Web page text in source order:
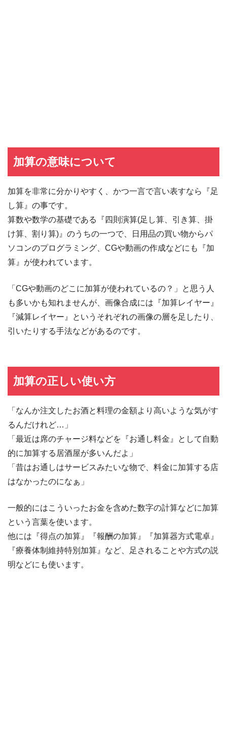
加算の意味について
加算を非常に分かりやすく、かつ一言で言い表すなら『足
し算』の事です。
算数や数学の基礎である『四則演算(足し算、引き算、掛
け算、割り算)』のうちの一つで、日用品の買い物からパ
ソコンのプログラミング、CGや動画の作成などにも『加
算』が使われています。
「CGや動画のどこに加算が使われているの？」と思う人
も多いかも知れませんが、画像合成には『加算レイヤー』
『減算レイヤー』というそれぞれの画像の層を足したり、
引いたりする手法などがあるのです。
加算の正しい使い方
「なんか注文したお酒と料理の金額より高いような気がす
るんだけれど…」
「最近は席のチャージ料などを『お通し料金』として自動
的に加算する居酒屋が多いんだよ」
「昔はお通しはサービスみたいな物で、料金に加算する店
はなかったのになぁ」
一般的にはこういったお金を含めた数字の計算などに加算
という言葉を使います。
他には『得点の加算』『報酬の加算』『加算器方式電卓』
『療養体制維持特別加算』など、足されることや方式の説
明などにも使います。